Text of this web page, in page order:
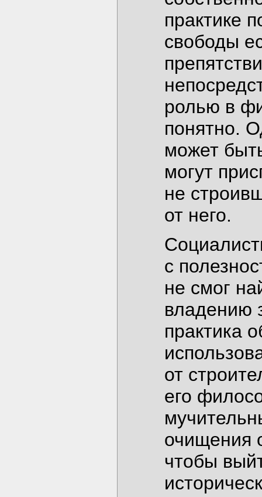
практике
свободы
ролью в
понятно.
может
могут
не
от него.
с
не смог
владению
практика
от
его
очищения
чтобы